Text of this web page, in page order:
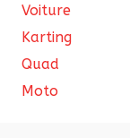
Voiture
Karting
Quad
Moto